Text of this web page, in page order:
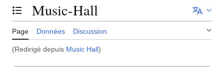
Basculer la table des matières
Music-Hall
Page Données Discussion
(Redirigé depuis Music Hall)